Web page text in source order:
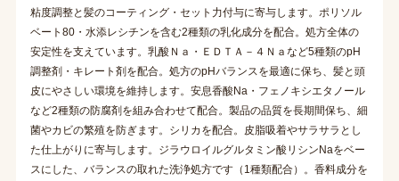
粘度調整と髪のコーティング・セット力付与に寄与します。ポリソル
ベート80・水添レシチンを含む2種類の乳化成分を配合。処方全体の
安定性を支えています。乳酸Ｎａ・ＥＤＴＡ－４Ｎａなど5種類のpH
調整剤・キレート剤を配合。処方のpHバランスを最適に保ち、髪と頭
皮にやさしい環境を維持します。安息香酸Na・フェノキシエタノール
など2種類の防腐剤を組み合わせて配合。製品の品質を長期間保ち、細
菌やカビの繁殖を防ぎます。シリカを配合。皮脂吸着やサラサラとし
た仕上がりに寄与します。ジラウロイルグルタミン酸リシンNaをベー
スにした、バランスの取れた洗浄処方です（1種類配合）。香料成分を